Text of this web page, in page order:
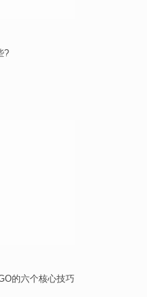
?
的六个核心技巧